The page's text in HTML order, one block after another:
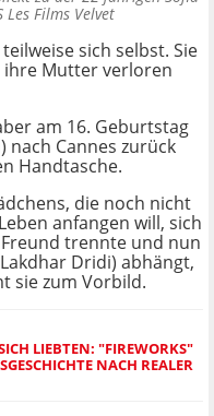
Les Films Velvet
sich selbst. Sie
ihre Mutter verloren
am 16. Geburtstag
nach Cannes zurück
Handtasche.
die noch nicht
anfangen will, sich
trennte und nun
Dridi) abhängt,
sie zum Vorbild.
LIEBTEN: "FIREWORKS"
NACH REALER